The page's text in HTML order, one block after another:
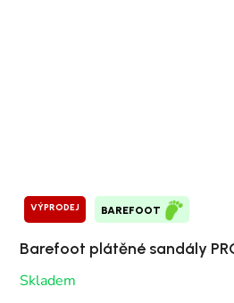
VÝPRODEJ BAREFOOT
Barefoot plátěné sandály
Skladem